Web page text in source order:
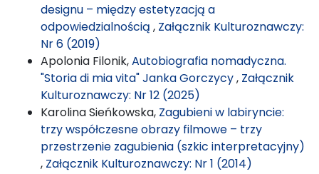
designu – między estetyzacją a
odpowiedzialnością , Załącznik Kulturoznawczy:
Nr 6 (2019)
Apolonia Filonik,Autobiografia nomadyczna.
"Storia di mia vita" Janka Gorczycy, Załącznik
Kulturoznawczy: Nr 12 (2025)
Karolina Sieńkowska, Zagubieni w labiryncie:
trzy współczesne obrazy filmowe – trzy
przestrzenie zagubienia (szkic interpretacyjny)
, Załącznik Kulturoznawczy: Nr 1 (2014)